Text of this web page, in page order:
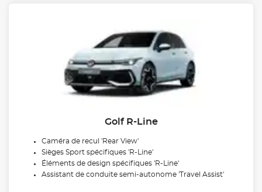
Golf R-Line
Caméra de recul 'Rear View'
Sièges Sport spécifiques 'R-Line'
Éléments de design spécifiques 'R-Line'
Assistant de conduite semi-autonome 'Travel Assist'